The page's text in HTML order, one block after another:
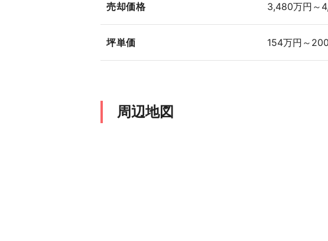
売却価格 3,480万円～
坪単価 154万円～
周辺地図